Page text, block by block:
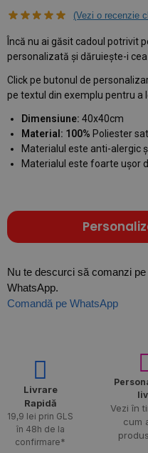
(Vezi o recenzie
Încă nu ai găsit cadoul potrivit
personalizată și dăruiește-i
Click pe butonul de
pe textul din exemplu pentru a
Dimensiune: 40x40cm
Material: 100% Poliester
Materialul este anti-alergic
Materialul este foarte ușor
Nu te descurci să comanzi
WhatsApp.
Comandă pe WhatsApp
Livrare
Rapidă​
19,9 lei prin GLS
în 48h de la
confirmare*
Vezi în
cum